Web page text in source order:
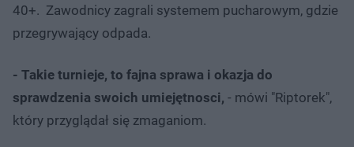
40+. Zawodnicy zagrali systemem pucharowym, gdzie
przegrywający odpada.
- Takie turnieje, to fajna sprawa i okazja do
sprawdzenia swoich umiejętnosci, - mówi "Riptorek",
który przyglądał się zmaganiom.